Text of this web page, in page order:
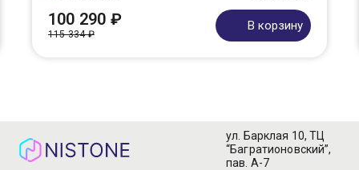
100 290 ₽
115 334 ₽
В корзину
ул. Барклая 10, ТЦ
“Багратионовский”,
пав. А-7